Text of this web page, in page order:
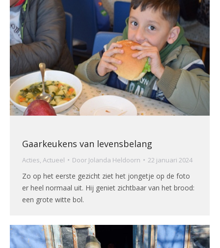
Gaarkeukens van levensbelang
Acties, Actueel Door Jolanda Heldoorn 22 januari 2024
Zo op het eerste gezicht ziet het jongetje op de foto
er heel normaal uit. Hij geniet zichtbaar van het brood:
een grote witte bol.